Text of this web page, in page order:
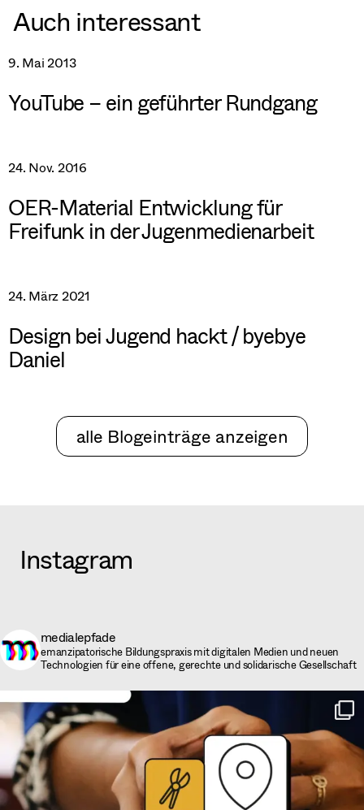
Auch interessant
9. Mai 2013
YouTube – ein geführter Rundgang
24. Nov. 2016
OER-Material Entwicklung für
Freifunk in der Jugenmedienarbeit
24. März 2021
Design bei Jugend hackt / byebye
Daniel
alle Blogeinträge anzeigen
Instagram
medialepfade
emanzipatorische Bildungspraxis mit digitalen Medien und neuen
Technologien für eine offene, gerechte und solidarische Gesellschaft